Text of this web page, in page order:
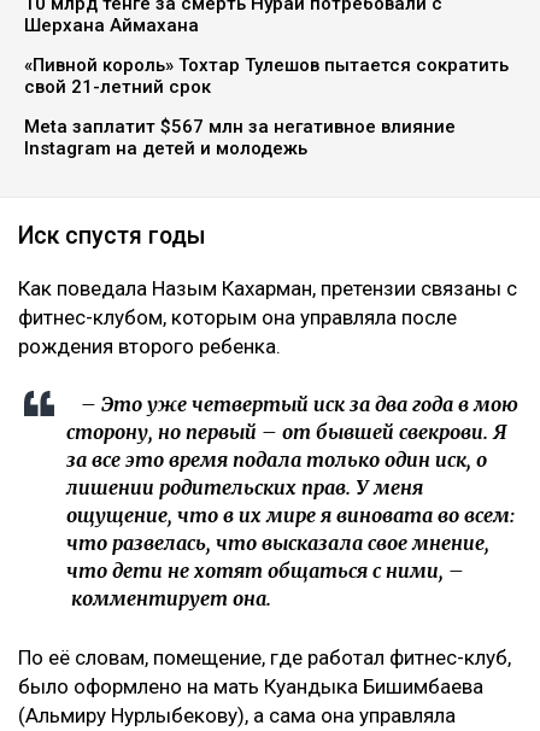
Шерхана Аймахана
«Пивной король» Тохтар Тулешов пытается сократить
свой 21-летний срок
Meta заплатит $567 млн за негативное влияние
Instagram на детей и молодежь
Иск спустя годы
Как поведала Назым Кахарман, претензии связаны с
фитнес-клубом, которым она управляла после
рождения второго ребенка.
– Это уже четвертый иск за два года в мою
сторону, но первый – от бывшей свекрови. Я
за все это время подала только один иск, о
лишении родительских прав. У меня
ощущение, что в их мире я виновата во всем:
что развелась, что высказала свое мнение,
что дети не хотят общаться с ними, –
комментирует она.
По её словам, помещение, где работал фитнес-клуб,
было оформлено на мать Куандыка Бишимбаева
(Альмиру Нурлыбекову), а сама она управляла